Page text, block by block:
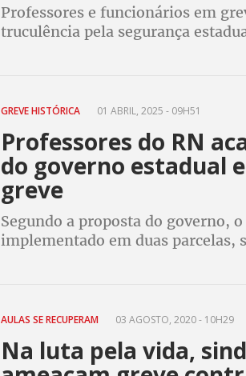
Professores e funcionários em
truculência pela segurança
GREVE HISTÓRICA 01 ABRIL, 2025 - 09H51
Professores do RN
do governo estadual
greve
Segundo a proposta do governo,
implementado em duas parcelas,
AULAS SE RECUPERAM 03 AGOSTO, 2020 - 10H29
Na luta pela vida,